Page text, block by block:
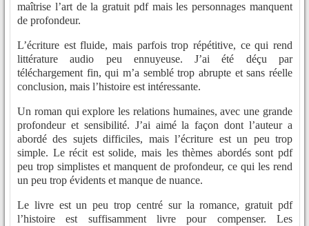
maîtrise l’art de la gratuit pdf mais les personnages manquent
de profondeur.
L’écriture est fluide, mais parfois trop répétitive, ce qui rend
littérature audio peu ennuyeuse. J’ai été déçu par
téléchargement fin, qui m’a semblé trop abrupte et sans réelle
conclusion, mais l’histoire est intéressante.
Un roman qui explore les relations humaines, avec une grande
profondeur et sensibilité. J’ai aimé la façon dont l’auteur a
abordé des sujets difficiles, mais l’écriture est un peu trop
simple. Le récit est solide, mais les thèmes abordés sont pdf
peu trop simplistes et manquent de profondeur, ce qui les rend
un peu trop évidents et manque de nuance.
Le livre est un peu trop centré sur la romance, gratuit pdf
l’histoire est suffisamment livre pour compenser. Les